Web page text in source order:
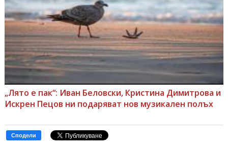
„Лято е пак“: Иван Беловски, Кристина Димитрова и
Искрен Пецов ни подаряват нов музикален полъх
Сподели